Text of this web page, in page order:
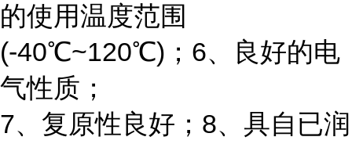
的使用温度范围
(-40℃~120℃)；6、良好的电
气性质；
7、复原性良好；8、具自已润